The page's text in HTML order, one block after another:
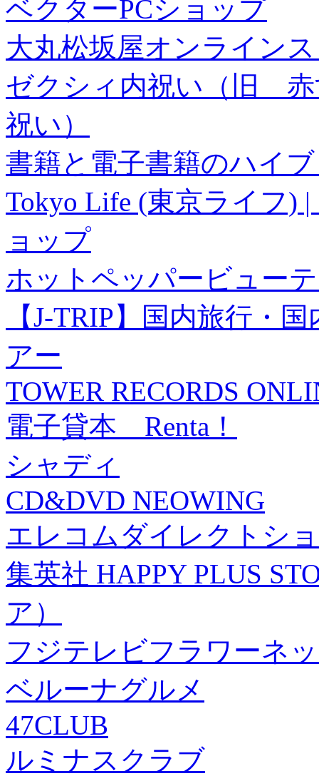
ベクターPCショップ
大丸松坂屋オンライン
ゼクシィ内祝い（旧 赤
祝い）
書籍と電子書籍のハイ
Tokyo Life (東京ライフ)
ョップ
ホットペッパービュー
【J-TRIP】国内旅行・
アー
TOWER RECORDS
電子貸本 Renta！
シャディ
CD&DVD NEOWING
エレコムダイレクトシ
集英社 HAPPY PLUS
ア）
フジテレビフラワーネ
ベルーナグルメ
47CLUB
ルミナスクラブ